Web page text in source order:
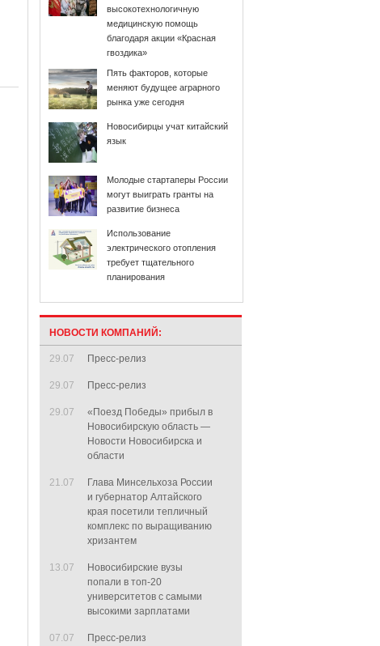
высокотехнологичную
медицинскую помощь
благодаря акции «Красная
гвоздика»
Пять факторов, которые
меняют будущее аграрного
рынка уже сегодня
Новосибирцы учат китайский
язык
Молодые стартаперы России
могут выиграть гранты на
развитие бизнеса
Использование
электрического отопления
требует тщательного
планирования
НОВОСТИ КОМПАНИЙ:
29.07 Пресс-релиз
29.07 Пресс-релиз
29.07
«Поезд Победы» прибыл в
Новосибирскую область —
Новости Новосибирска и
области
21.07
Глава Минсельхоза России
и губернатор Алтайского
края посетили тепличный
комплекс по выращиванию
хризантем
13.07
Новосибирские вузы
попали в топ-20
университетов с самыми
высокими зарплатами
07.07 Пресс-релиз